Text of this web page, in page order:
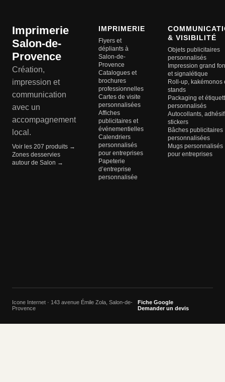
Imprimerie
Salon-de-
Provence
Création,
impression et
communication
avec un
accompagnement
local.
Voir les 207 produits →
Zones desservies
autour de Salon →
IMPRIMERIE
Flyers et
dépliants à
Salon-de-
Provence
Catalogues et
brochures
professionnelles
Cartes de visite
personnalisées
Affiches
publicitaires et
événementielles
Calendriers
personnalisés
pour entreprises
Papeterie
d’entreprise
personnalisée
& VISIBILITÉ
Objets publicitaires
personnalisés
Impression grand
et signalétique
Roll-up, kakémonos
stands
Packaging et
personnalisés
Autocollants,
stickers
Bâches publicitaires
personnalisées
Mugs personnalisés
pour entreprises
Icone Internet · 143 avenue Émile Zola, Salon-de-
Provence
Fiche Google
Demander un devis